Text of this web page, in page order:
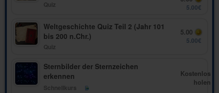
Quiz 5.00€
Weltgeschichte Quiz Teil 2 (Jahr 101
bis 200 n.Chr.)
Quiz
5.00
5.00€
Sternbilder der Sternzeichen
erkennen
Schnellkurs
Kostenlos
holen